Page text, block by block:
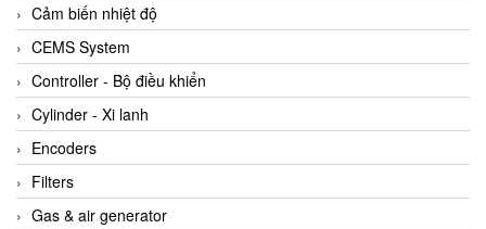
Cảm biến nhiệt độ
CEMS System
Controller - Bộ điều khiển
Cylinder - Xi lanh
Encoders
Filters
Gas & air generator